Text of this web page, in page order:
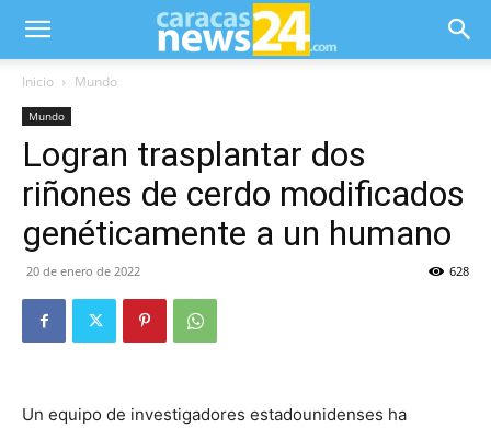
Inicio Mundo
Mundo
Logran trasplantar dos
riñones de cerdo modificados
genéticamente a un humano
20 de enero de 2022 628
Un equipo de investigadores estadounidenses ha